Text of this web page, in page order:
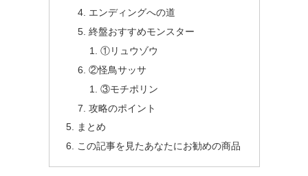
エンディングへの道
終盤おすすめモンスター
①リュウゾウ
②怪鳥サッサ
③モチポリン
攻略のポイント
まとめ
この記事を見たあなたにお勧めの商品